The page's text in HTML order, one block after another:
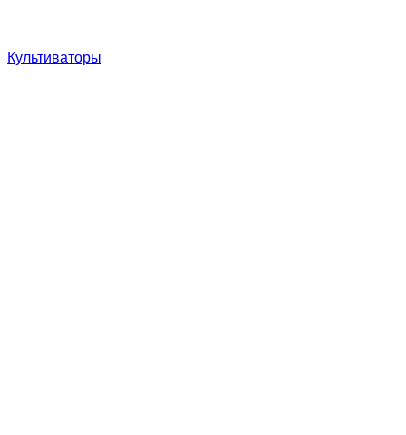
Культиваторы